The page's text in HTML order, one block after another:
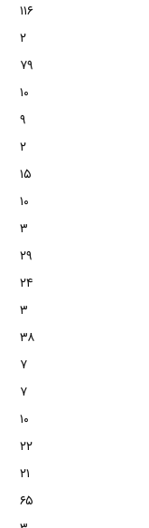
۱۱۶
۲
۷۹
۱۰
۹
۲
۱۵
۱۰
۳
۲۹
۲۴
۳
۳۸
۷
۷
۱۰
۲۲
۲۱
۶۵